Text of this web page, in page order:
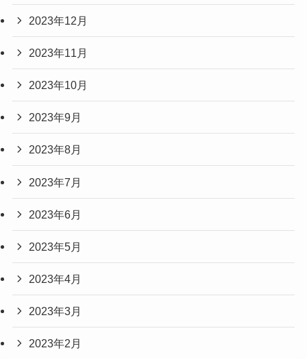
2023年12月
2023年11月
2023年10月
2023年9月
2023年8月
2023年7月
2023年6月
2023年5月
2023年4月
2023年3月
2023年2月